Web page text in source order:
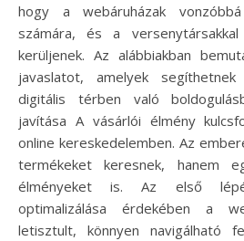
hogy a webáruházak
számára, és a
kerüljenek. Az alábbiakban
javaslatot, amelyek
digitális térben való
javítása A vásárlói élmény
online kereskedelemben. Az
termékeket keresnek, hanem
élményeket is. Az első
optimalizálása érdekében a
letisztult, könnyen navigálható